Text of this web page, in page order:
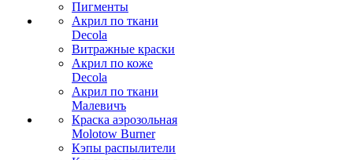
Пигменты
Акрил по ткани
Decola
Витражные краски
Акрил по коже
Decola
Акрил по ткани
Малевичъ
Краска аэрозольная
Molotow Burner
Кэпы распылители